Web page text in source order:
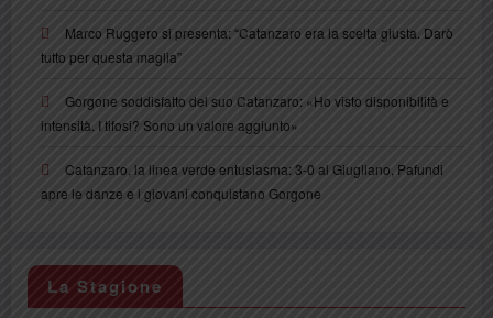
Marco Ruggero si presenta: “Catanzaro era la scelta giusta. Darò
tutto per questa maglia”
Gorgone soddisfatto del suo Catanzaro: «Ho visto disponibilità e
intensità. I tifosi? Sono un valore aggiunto»
Catanzaro, la linea verde entusiasma: 3-0 al Giugliano, Pafundi
apre le danze e i giovani conquistano Gorgone
La Stagione